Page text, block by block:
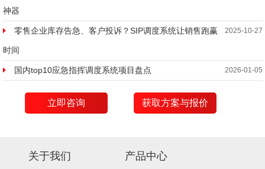
神器
2025-10-27
零售企业库存告急、客户投诉？SIP调度系统让销售跑赢
时间
2026-01-05
国内top10应急指挥调度系统项目盘点
立即咨询 获取方案与报价
关于我们 产品中心